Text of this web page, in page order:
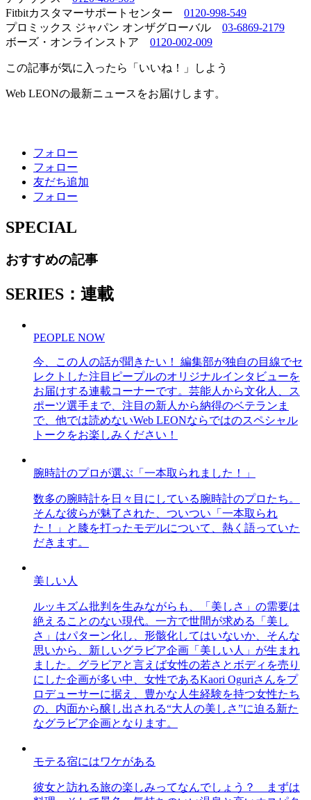
Fitbitカスタマーサポートセンター 0120-998-549
プロミックス ジャパン オンザグローバル 03-6869-2179
ボーズ・オンラインストア 0120-002-009
この記事が気に入ったら「いいね！」しよう
Web LEONの最新ニュースをお届けします。
フォロー
フォロー
友だち追加
フォロー
SPECIAL
おすすめの記事
SERIES：連載
PEOPLE NOW
今、この人の話が聞きたい！ 編集部が独自の目線でセ
レクトした注目ピープルのオリジナルインタビューを
お届けする連載コーナーです。芸能人から文化人、ス
ポーツ選手まで、注目の新人から納得のベテランま
で、他では読めないWeb LEONならではのスペシャル
トークをお楽しみください！
腕時計のプロが選ぶ「一本取られました！」
数多の腕時計を日々目にしている腕時計のプロたち。
そんな彼らが魅了された、ついつい「一本取られ
た！」と膝を打ったモデルについて、熱く語っていた
だきます。
美しい人
ルッキズム批判を生みながらも、「美しさ」の需要は
絶えることのない現代。一方で世間が求める「美し
さ」はパターン化し、形骸化してはいないか、そんな
思いから、新しいグラビア企画「美しい人」が生まれ
ました。グラビアと言えば女性の若さとボディを売り
にした企画が多い中、女性であるKaori Oguriさんをプ
ロデューサーに据え、豊かな人生経験を持つ女性たち
の、内面から醸し出される“大人の美しさ”に迫る新た
なグラビア企画となります。
モテる宿にはワケがある
彼女と訪れる旅の楽しみってなんでしょう？ まずは